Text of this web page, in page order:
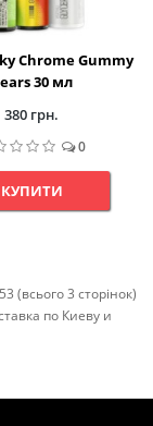
Chrome Gummy
30 мл
380 грн.
0
КУПИТИ
(всього 3 сторінок)
по Киеву и